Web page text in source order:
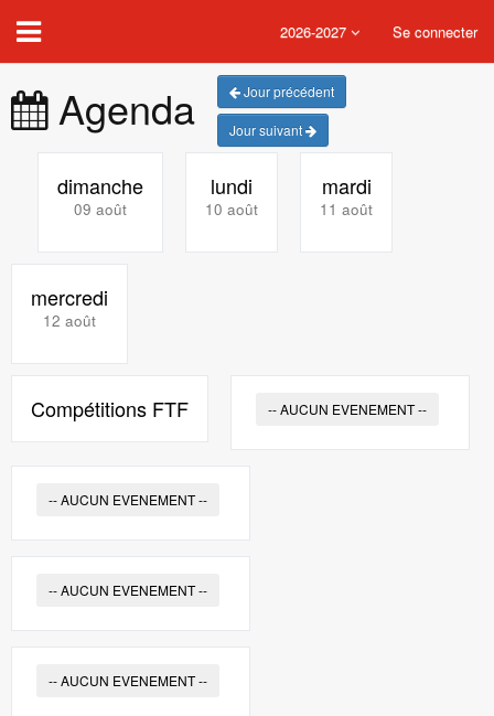
Se connecter
2026-2027
Agenda Jour précédent
Jour suivant
dimanche
09 août
lundi
10 août
mardi
11 août
mercredi
12 août
Compétitions FTF -- AUCUN EVENEMENT --
-- AUCUN EVENEMENT --
-- AUCUN EVENEMENT --
-- AUCUN EVENEMENT --